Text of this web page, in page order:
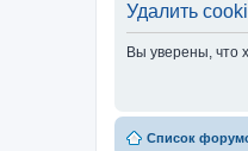
Удалить
Вы уверены, что
Список